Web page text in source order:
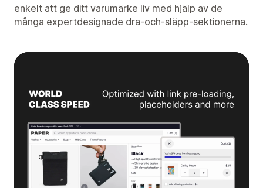
enkelt att ge ditt varumärke liv med hjälp av de
många expertdesignade dra-och-släpp-sektionerna.